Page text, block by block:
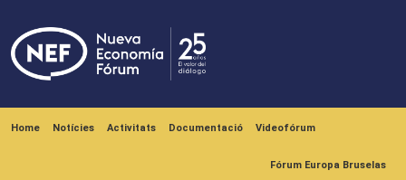
Home Notícies Activitats Documentació Videofórum
Fórum Europa Bruselas